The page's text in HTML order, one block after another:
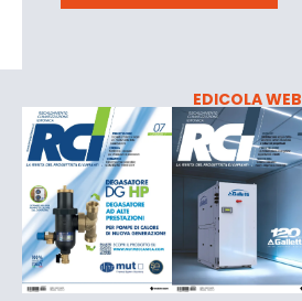
EDICOLA WEB